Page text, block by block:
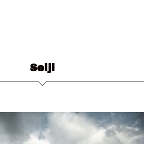
Seiji